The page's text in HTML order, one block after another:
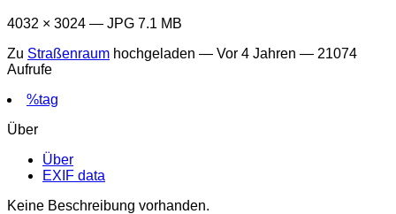
4032 × 3024 — JPG 7.1 MB
Zu Straßenraum hochgeladen — Vor 4 Jahren — 21074
Aufrufe
%tag
Über
Über
EXIF data
Keine Beschreibung vorhanden.